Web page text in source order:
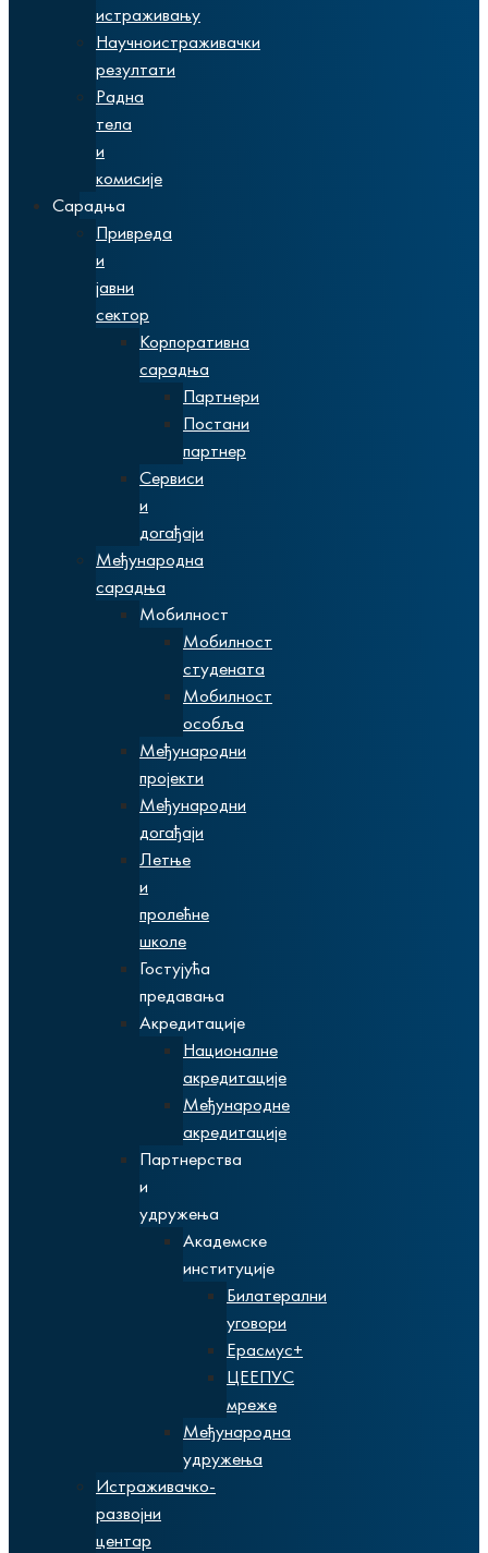
истраживању
Научноистраживачки
резултати
Радна
тела
и
комисије
Сарадња
Привреда
и
јавни
сектор
Корпоративна
сарадња
Партнери
Постани
партнер
Сервиси
и
догађаји
Међународна
сарадња
Мобилност
Мобилност
студената
Мобилност
особља
Међународни
пројекти
Међународни
догађаји
Летње
и
пролећне
школе
Гостујућа
предавања
Акредитације
Националне
акредитације
Међународне
акредитације
Партнерства
и
удружења
Академске
институције
Билатерални
уговори
Ерасмус+
ЦЕЕПУС
мреже
Међународна
удружења
Истраживачко-
развојни
центар